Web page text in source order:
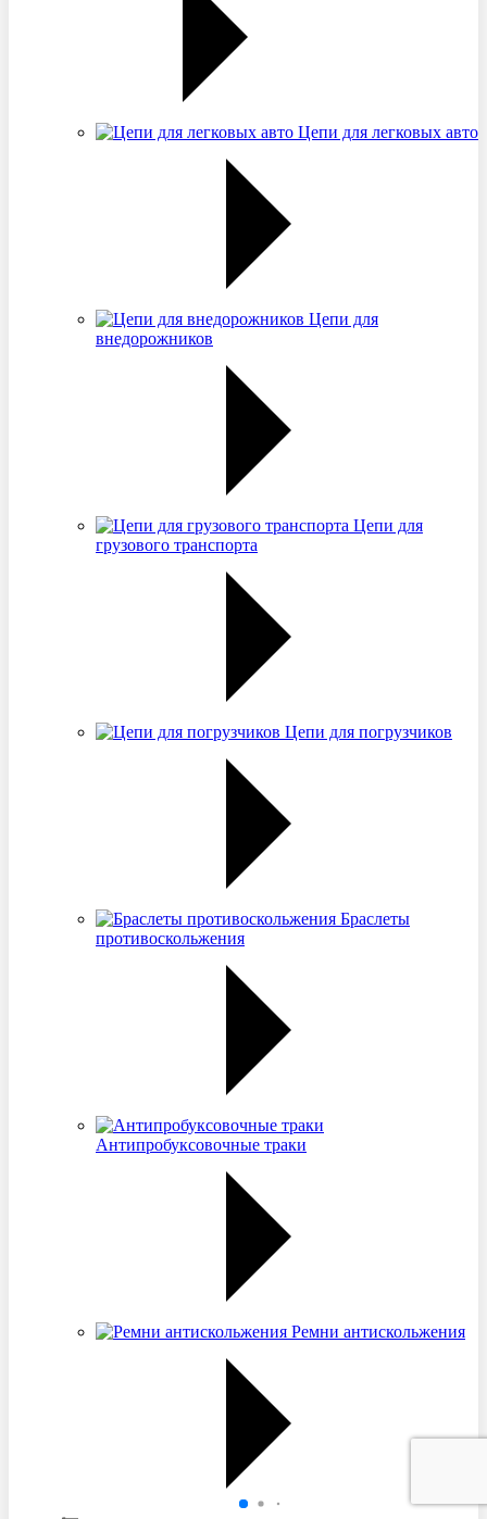
Цепи для легковых авто
Цепи для
внедорожников
Цепи для
грузового транспорта
Цепи для погрузчиков
Браслеты
противоскольжения
Антипробуксовочные траки
Ремни антискольжения